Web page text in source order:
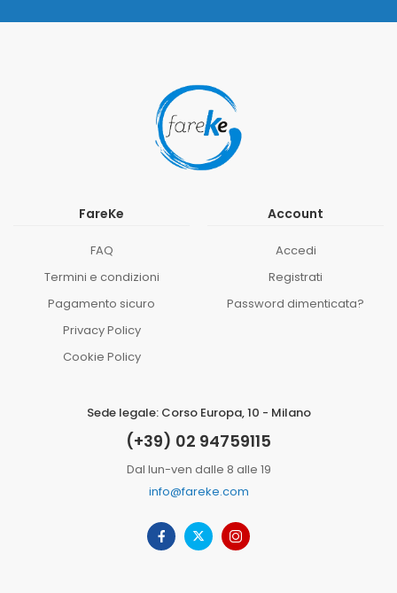
FareKe
FAQ
Termini e condizioni
Pagamento sicuro
Privacy Policy
Cookie Policy
Account
Accedi
Registrati
Password dimenticata?
Sede legale: Corso Europa, 10 - Milano
(+39) 02 94759115
Dal lun-ven dalle 8 alle 19
info@fareke.com